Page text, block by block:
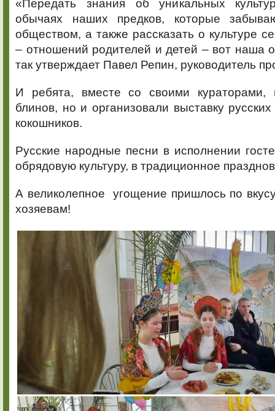
«Передать знания об уникальных
обычаях наших предков, которые
обществом, а также рассказать о культуре
– отношений родителей и детей – вот наша
так утверждает Павел Репин, руководитель
И ребята, вместе со своими кураторами,
блинов, но и организовали выставку
кокошников.
Русские народные песни в исполнении
обрядовую культуру, в традиционное
А великолепное угощение пришлось по
хозяевам!